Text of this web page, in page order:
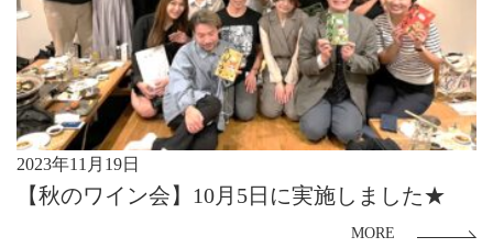
2023年11月19日
【秋のワイン会】10月5日に実施しました★
MORE